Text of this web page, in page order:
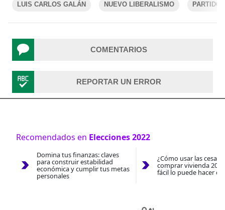
LUIS CARLOS GALÁN NUEVO LIBERALISMO PARTIDO
COMENTARIOS
REPORTAR UN ERROR
Recomendados en Elecciones 2022
Domina tus finanzas: claves
para construir estabilidad
económica y cumplir tus metas
personales
¿Cómo usar las
comprar vivienda
fácil lo puede hacer